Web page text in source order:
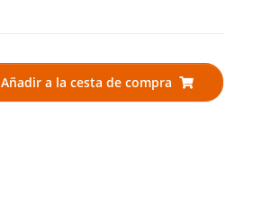
Añadir a la cesta de compra